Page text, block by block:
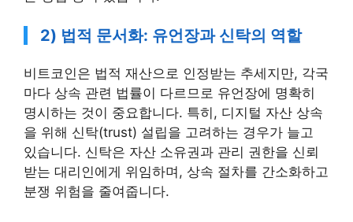
2) 법적 문서화: 유언장과 신탁의 역할
비트코인은 법적 재산으로 인정받는 추세지만, 각국
마다 상속 관련 법률이 다르므로 유언장에 명확히
명시하는 것이 중요합니다. 특히, 디지털 자산 상속
을 위해 신탁(trust) 설립을 고려하는 경우가 늘고
있습니다. 신탁은 자산 소유권과 관리 권한을 신뢰
받는 대리인에게 위임하며, 상속 절차를 간소화하고
분쟁 위험을 줄여줍니다.